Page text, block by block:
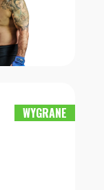
WYGRANE